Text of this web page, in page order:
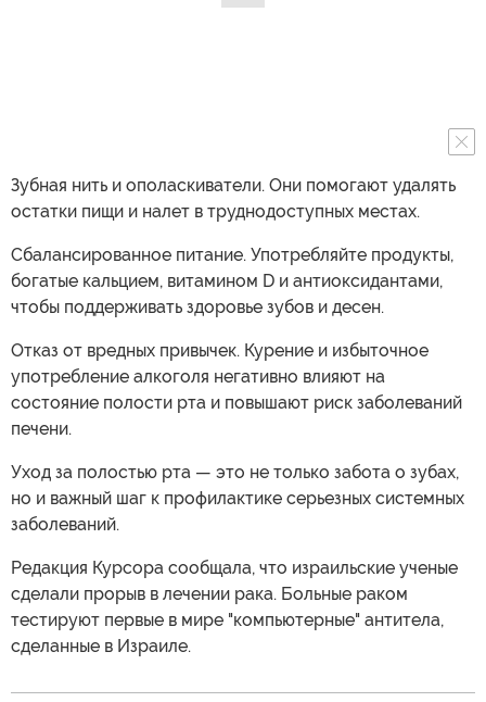
Зубная нить и ополаскиватели. Они помогают удалять
остатки пищи и налет в труднодоступных местах.
Сбалансированное питание. Употребляйте продукты,
богатые кальцием, витамином D и антиоксидантами,
чтобы поддерживать здоровье зубов и десен.
Отказ от вредных привычек. Курение и избыточное
употребление алкоголя негативно влияют на
состояние полости рта и повышают риск заболеваний
печени.
Уход за полостью рта — это не только забота о зубах,
но и важный шаг к профилактике серьезных системных
заболеваний.
Редакция Курсора сообщала, что израильские ученые
сделали прорыв в лечении рака. Больные раком
тестируют первые в мире "компьютерные" антитела,
сделанные в Израиле.